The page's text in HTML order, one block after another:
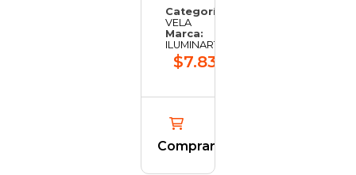
Categoría:
VELA
Marca:
ILUMINARTE
$7.835,73
Comprar